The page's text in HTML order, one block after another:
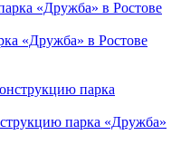
«Дружба» в Ростове
парка «Дружба»